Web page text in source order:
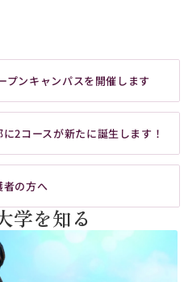
プンキャンパスを開催します
2コースが新たに誕生します！
者の方へ
学を知る